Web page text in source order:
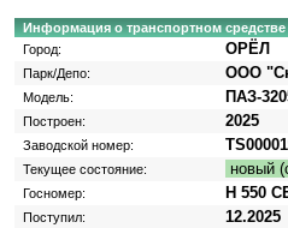
Информация о транспортном средстве
Город:
ОРЁЛ
Парк/Депо: ООО
Модель: ПАЗ-
Построен: 2025
Заводской номер:
Текущее состояние: новый
Госномер: Н 550
Поступил: 12.2025